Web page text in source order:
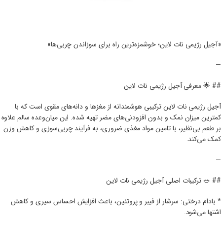
«آجیل رژیمی نات لاین؛ خوشمزه‌ترین راه برای سوزاندن چربی‌ها»
—
## 🌟 معرفی آجیل رژیمی نات لاین
آجیل رژیمی نات لاین ترکیبی هوشمندانه از مغزها و دانه‌های مقوی است که با
کمترین میزان نمک و بدون افزودنی‌های مضر تهیه شده. این میان‌وعده سالم علاوه
بر طعم بی‌نظیر، با تامین مواد مغذی ضروری، به فرآیند چربی‌سوزی و کاهش وزن
کمک می‌کند.
—
## 🥗 ترکیبات اصلی آجیل رژیمی نات لاین
* بادام درختی: سرشار از فیبر و پروتئین، باعث افزایش احساس سیری و کاهش
اشتها می‌شود.